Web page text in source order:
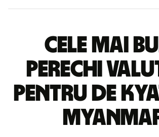
Cele mai
perechi
pentru de